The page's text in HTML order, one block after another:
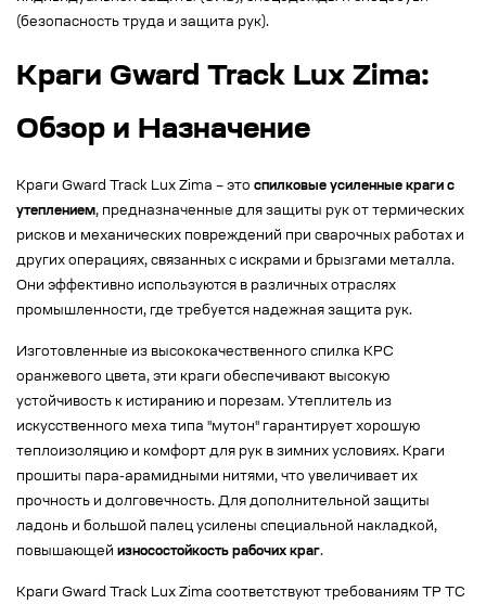
(безопасность труда и защита рук).
Краги Gward Track Lux Zima:
Обзор и Назначение
Краги Gward Track Lux Zima – это спилковые усиленные краги с
утеплением, предназначенные для защиты рук от термических
рисков и механических повреждений при сварочных работах и
других операциях, связанных с искрами и брызгами металла.
Они эффективно используются в различных отраслях
промышленности, где требуется надежная защита рук.
Изготовленные из высококачественного спилка КРС
оранжевого цвета, эти краги обеспечивают высокую
устойчивость к истиранию и порезам. Утеплитель из
искусственного меха типа "мутон" гарантирует хорошую
теплоизоляцию и комфорт для рук в зимних условиях. Краги
прошиты пара-арамидными нитями, что увеличивает их
прочность и долговечность. Для дополнительной защиты
ладонь и большой палец усилены специальной накладкой,
повышающей износостойкость рабочих краг.
Краги Gward Track Lux Zima соответствуют требованиям ТР ТС